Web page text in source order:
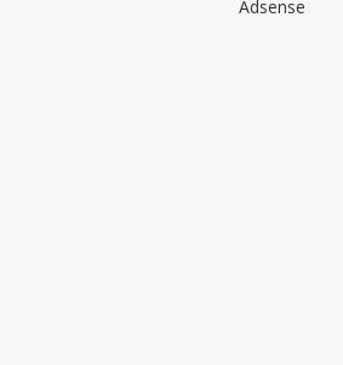
Adsense